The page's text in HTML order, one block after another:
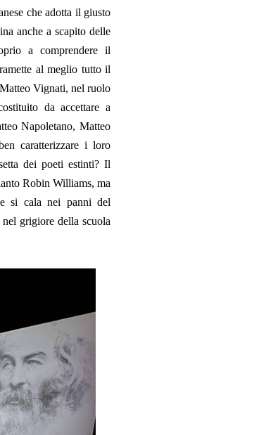
che adotta il giusto
anche a scapito delle
a comprendere il
al meglio tutto il
Vignati, nel ruolo
da accettare a
Napoletano, Matteo
caratterizzare i loro
dei poeti estinti? Il
Robin Williams, ma
si cala nei panni del
nel grigiore della scuola